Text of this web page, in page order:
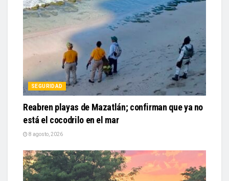
SEGURIDAD
Reabren playas de Mazatlán; confirman que ya no
está el cocodrilo en el mar
8 agosto, 2026